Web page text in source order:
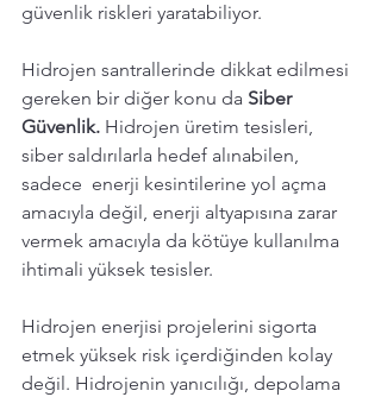
güvenlik riskleri yaratabiliyor.
Hidrojen santrallerinde dikkat edilmesi
gereken bir diğer konu da Siber
Güvenlik. Hidrojen üretim tesisleri,
siber saldırılarla hedef alınabilen,
sadece  enerji kesintilerine yol açma
amacıyla değil, enerji altyapısına zarar
vermek amacıyla da kötüye kullanılma
ihtimali yüksek tesisler.
Hidrojen enerjisi projelerini sigorta
etmek yüksek risk içerdiğinden kolay
değil. Hidrojenin yanıcılığı, depolama